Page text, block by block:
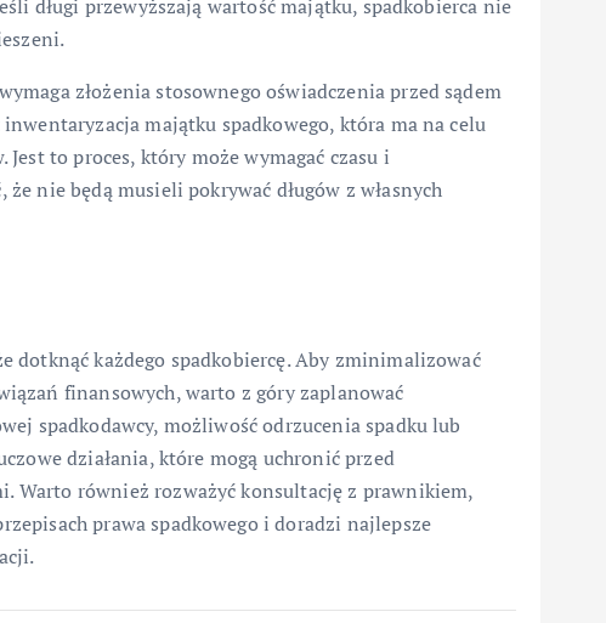
długi przewyższają wartość majątku, spadkobierca nie
złożenia stosownego oświadczenia przed sądem
majątku spadkowego, która ma na celu
to proces, który może wymagać czasu i
nie będą musieli pokrywać długów z własnych
dotknąć każdego spadkobiercę. Aby zminimalizować
finansowych, warto z góry zaplanować
spadkodawcy, możliwość odrzucenia spadku lub
działania, które mogą uchronić przed
Warto również rozważyć konsultację z prawnikiem,
prawa spadkowego i doradzi najlepsze